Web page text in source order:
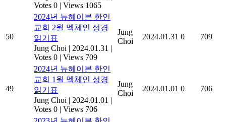
Votes 0 | Views 1065
50
2024년 뉴헤이븐 한인
교회 2월 멕체인 성경
읽기표
Jung Choi | 2024.01.31 |
Votes 0 | Views 709
Jung
Choi
2024.01.31 0 709
49
2024년 뉴헤이븐 한인
교회 1월 멕체인 성경
읽기표
Jung Choi | 2024.01.01 |
Votes 0 | Views 706
Jung
Choi
2024.01.01 0 706